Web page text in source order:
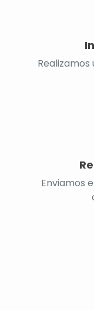
Enviamos